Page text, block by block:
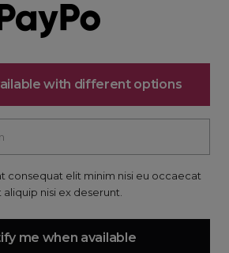
with different options
consequat elit minim nisi eu occaecat
nisi ex deserunt.
me when available